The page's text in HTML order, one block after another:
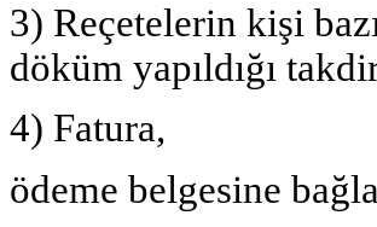
3) Reçetelerin kişi
döküm yapıldığı
4) Fatura,
ödeme belgesine